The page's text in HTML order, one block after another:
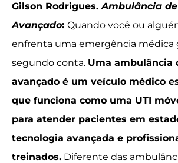
Gilson Rodrigues.Ambulância
Avançado: Quando você ou
enfrenta uma emergência médica
segundo conta. Uma ambulância
avançado é um veículo médico
que funciona como uma UTI
para atender pacientes em
tecnologia avançada e
treinados. Diferente das